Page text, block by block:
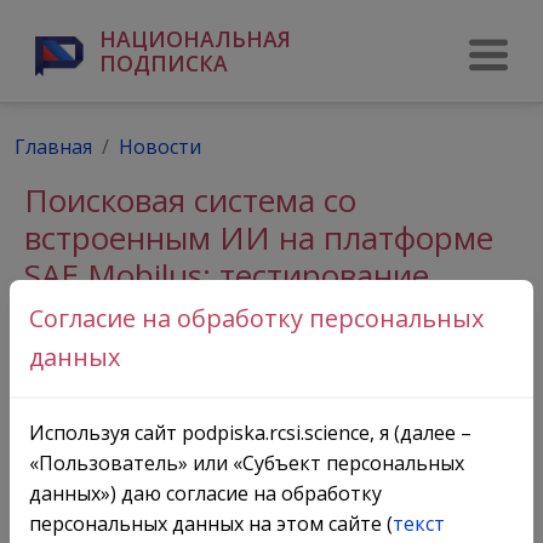
НАЦИОНАЛЬНАЯ
ПОДПИСКА
Главная Новости
Поисковая система со
встроенным ИИ на платформе
SAE Mobilus: тестирование
сервиса
Согласие на обработку персональных
данных
Используя сайт podpiska.rcsi.science, я (далее –
«Пользователь» или «Субъект персональных
данных») даю согласие на обработку
персональных данных на этом сайте (текст